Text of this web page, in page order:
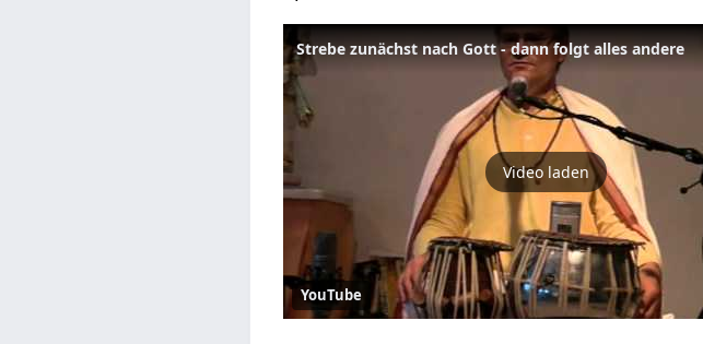
Strebe zunächst nach Gott - dann folgt alles andere
Video laden
YouTube